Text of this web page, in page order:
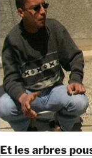
Et les arbres